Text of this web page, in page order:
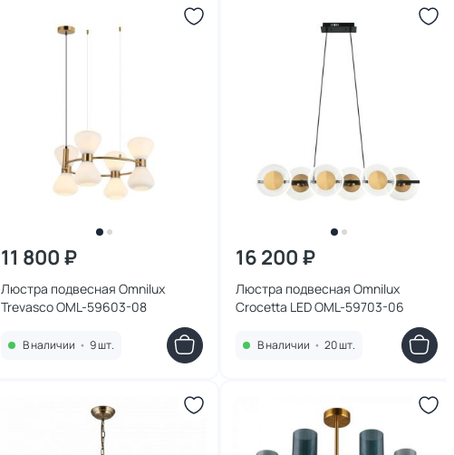
11 800 ₽
Люстра подвесная Omnilux
Trevasco OML-59603-08
В наличии • 9 шт.
16 200 ₽
Люстра подвесная Omnilux
Crocetta LED OML-59703-06
В наличии • 20 шт.